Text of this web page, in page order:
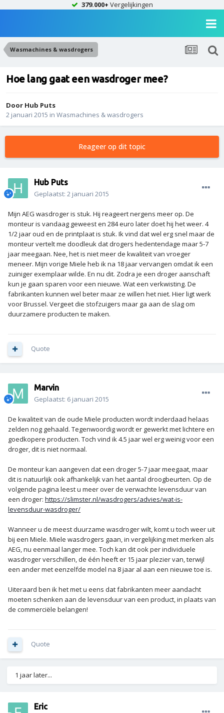
379.000+ Vergelijkingen
Wasmachines & wasdrogers
Hoe lang gaat een wasdroger mee?
Door Hub Puts
2 januari 2015 in Wasmachines & wasdrogers
Reageer op dit topic
Hub Puts
Geplaatst: 2 januari 2015
Mijn AEG wasdroger is stuk. Hij reageert nergens meer op. De
monteur is vandaag geweest en 284 euro later doet hij het weer. 4
1/2 jaar oud en de printplaat is stuk. Ik vind dat wel erg snel maar de
monteur vertelt me doodleuk dat drogers hedentendage maar 5-7
jaar meegaan. Nee, het is niet meer de kwaliteit van vroeger
meneer. Mijn vorige Miele heb ik na 18 jaar vervangen omdat ik een
zuiniger exemplaar wilde. En nu dit. Zodra je een droger aanschaft
kun je gaan sparen voor een nieuwe. Wat een verkwisting. De
fabrikanten kunnen wel beter maar ze willen het niet. Hier ligt werk
voor Brussel. Vergeet die stofzuigers maar ga aan de slag om
duurzamere producten te maken.
Quote
Marvin
Geplaatst: 6 januari 2015
De kwaliteit van de oude Miele producten wordt inderdaad helaas
zelden nog gehaald. Tegenwoordig wordt er gewerkt met lichtere en
goedkopere producten. Toch vind ik 4.5 jaar wel erg weinig voor een
droger, dit is niet normaal.
De monteur kan aangeven dat een droger 5-7 jaar meegaat, maar
dit is natuurlijk ook afhankelijk van het aantal droogbeurten. Op de
volgende pagina leest u meer over de verwachte levensduur van
een droger: https://slimster.nl/wasdrogers/advies/wat-is-
levensduur-wasdroger/
Wanneer u de meest duurzame wasdroger wilt, komt u toch weer uit
bij een Miele. Miele wasdrogers gaan, in vergelijking met merken als
AEG, nu eenmaal langer mee. Toch kan dit ook per individuele
wasdroger verschillen, de één heeft er 15 jaar plezier van, terwijl
een ander met eenzelfde model na 8 jaar al aan een nieuwe toe is.
Uiteraard ben ik het met u eens dat fabrikanten meer aandacht
moeten schenken aan de levensduur van een product, in plaats van
de commerciële belangen!
Quote
1 jaar later...
Eric